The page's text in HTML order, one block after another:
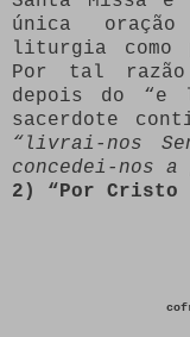
única
liturgia como
Por tal razão
depois do
sacerdote
“livrai-nos
concedei-nos a
2) “Por Cristo